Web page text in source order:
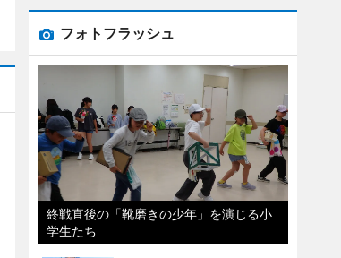
フォトフラッシュ
終戦直後の「靴磨きの少年」を演じる小
学生たち